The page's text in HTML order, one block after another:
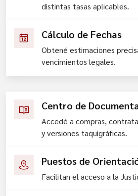
distintas tasas aplicables.
Cálculo de Fechas
Obtené estimaciones
vencimientos legales.
Centro de
Accedé a compras,
y versiones taquigráficas.
Puestos de
Facilitan el acceso a la